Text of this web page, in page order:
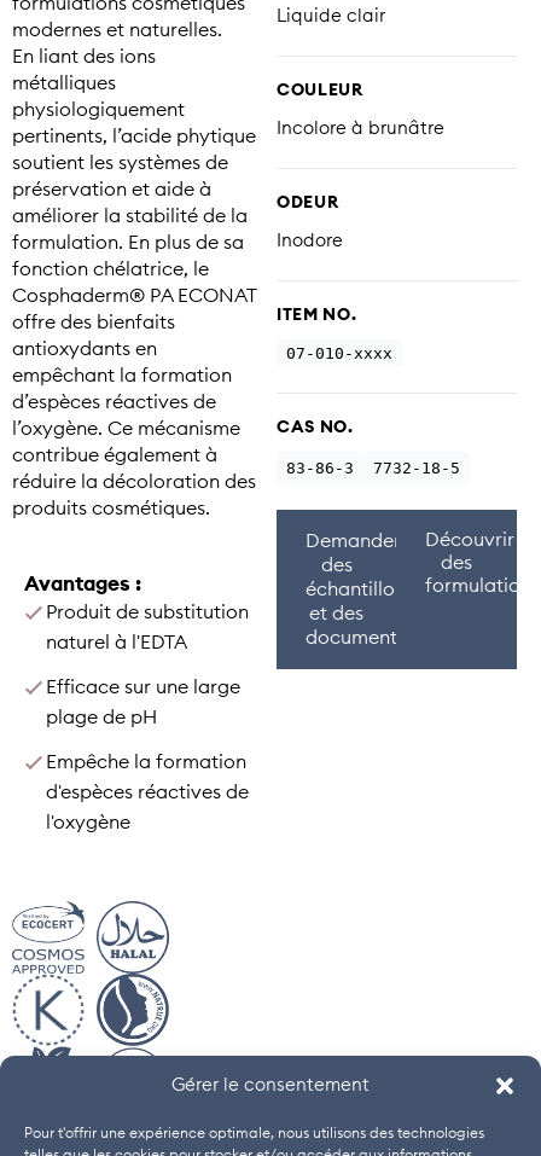
Gérer le consentement
Pour t'offrir une expérience optimale, nous utilisons des technologies
modernes et naturelles.
En liant des ions
métalliques
physiologiquement
pertinents, l’acide phytique
soutient les systèmes de
préservation et aide à
améliorer la stabilité de la
formulation. En plus de sa
fonction chélatrice, le
Cosphaderm® PA ECONAT
offre des bienfaits
antioxydants en
empêchant la formation
d’espèces réactives de
l’oxygène. Ce mécanisme
contribue également à
réduire la décoloration des
produits cosmétiques.
Avantages :
Produit de substitution
naturel à l'EDTA
Efficace sur une large
plage de pH
Empêche la formation
d'espèces réactives de
l'oxygène
Liquide clair
COULEUR
Incolore à brunâtre
ODEUR
Inodore
ITEM NO.
07-010-xxxx
CAS NO.
83-86-3 7732-18-5
Demander
des
échantillons
et des
documents
Découvrir
des
formulations